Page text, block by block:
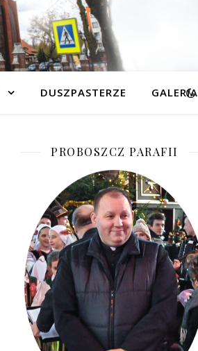
DUSZPASTERZE GALERIA
PROBOSZCZ PARAFII